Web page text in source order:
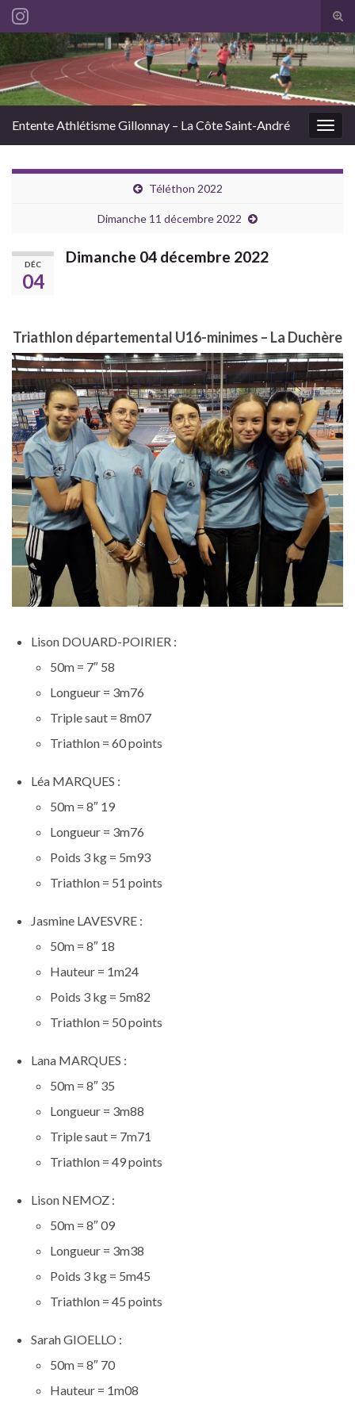
Search for:
Entente Athlétisme Gillonnay – La Côte Saint-André
Téléthon 2022
Dimanche 11 décembre 2022
DÉC
04
Dimanche 04 décembre 2022
Triathlon départemental U16-minimes – La Duchère
Lison DOUARD-POIRIER :
50m = 7″ 58
Longueur = 3m76
Triple saut = 8m07
Triathlon = 60 points
Léa MARQUES :
50m = 8″ 19
Longueur = 3m76
Poids 3 kg = 5m93
Triathlon = 51 points
Jasmine LAVESVRE :
50m = 8″ 18
Hauteur = 1m24
Poids 3 kg = 5m82
Triathlon = 50 points
Lana MARQUES :
50m = 8″ 35
Longueur = 3m88
Triple saut = 7m71
Triathlon = 49 points
Lison NEMOZ :
50m = 8″ 09
Longueur = 3m38
Poids 3 kg = 5m45
Triathlon = 45 points
Sarah GIOELLO :
50m = 8″ 70
Hauteur = 1m08